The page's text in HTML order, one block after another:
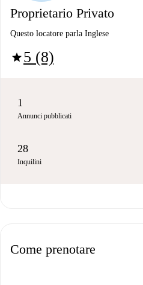
Proprietario Privato
Questo locatore parla Inglese
star5 (8)
1
Annunci pubblicati
28
Inquilini
Come prenotare